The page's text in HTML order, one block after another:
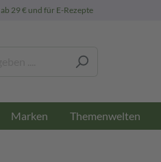
ab 29 € und für E-Rezepte
Marken Themenwelten